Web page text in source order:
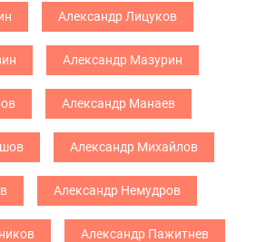
Александр Лицуков
Александр Мазурин
Александр Манаев
Александр Михайлов
Александр Немудров
Александр Пажитнев